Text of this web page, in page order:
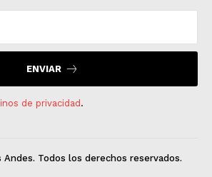
ENVIAR
de privacidad .
Todos los derechos reservados.